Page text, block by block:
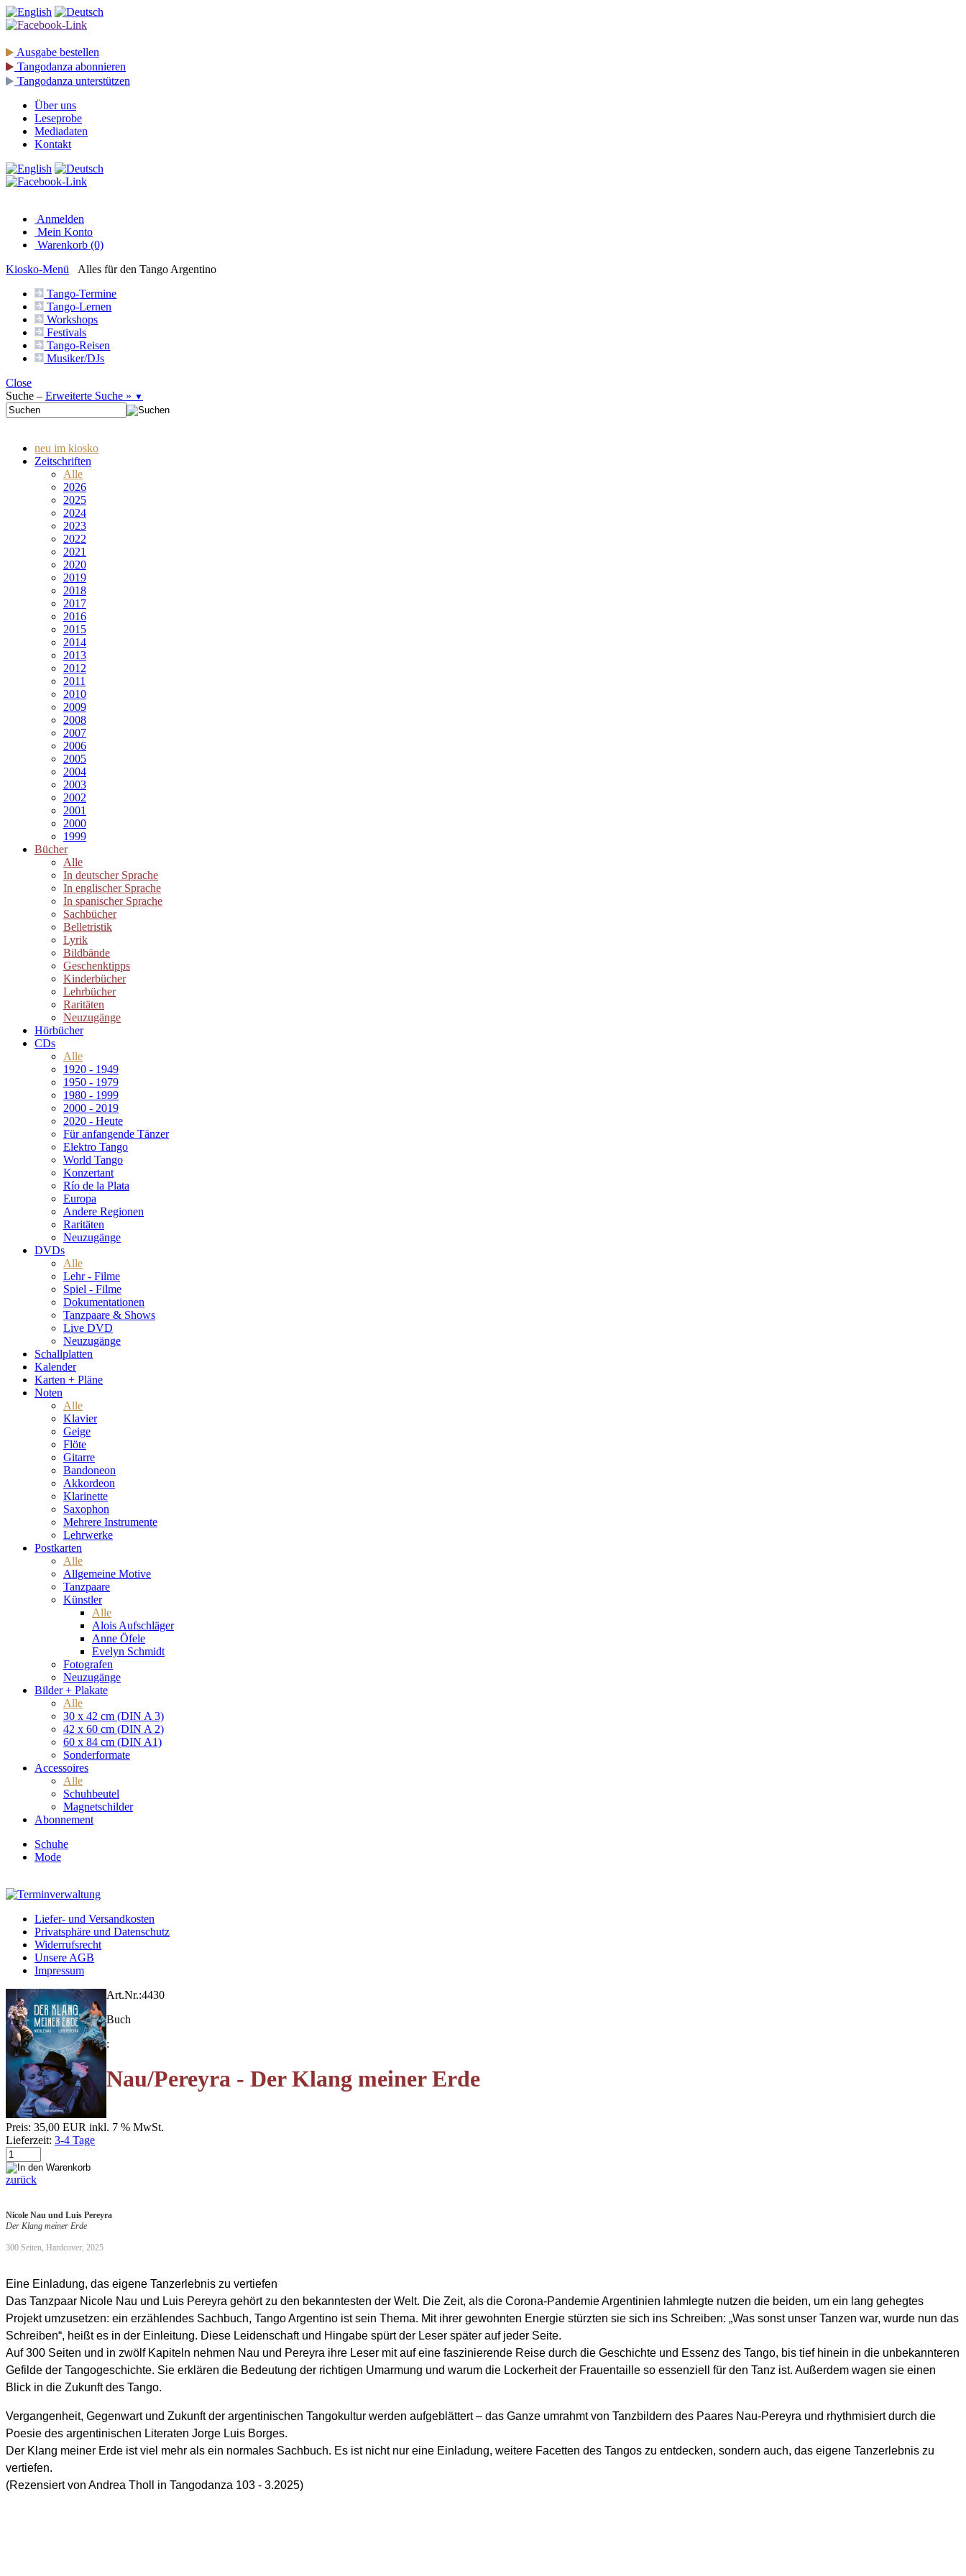
Ausgabe bestellen
Tangodanza abonnieren
Tangodanza unterstützen
Über uns
Leseprobe
Mediadaten
Kontakt
Anmelden
Mein Konto
Warenkorb (0)
Kiosko-Menü
Alles für den Tango Argentino
Tango-Termine
Tango-Lernen
Workshops
Festivals
Tango-Reisen
Musiker/DJs
Close
Suche – Erweiterte Suche » ▼
neu im kiosko
Zeitschriften
Alle
2026
2025
2024
2023
2022
2021
2020
2019
2018
2017
2016
2015
2014
2013
2012
2011
2010
2009
2008
2007
2006
2005
2004
2003
2002
2001
2000
1999
Bücher
Alle
In deutscher Sprache
In englischer Sprache
In spanischer Sprache
Sachbücher
Belletristik
Lyrik
Bildbände
Geschenktipps
Kinderbücher
Lehrbücher
Raritäten
Neuzugänge
Hörbücher
CDs
Alle
1920 - 1949
1950 - 1979
1980 - 1999
2000 - 2019
2020 - Heute
Für anfangende Tänzer
Elektro Tango
World Tango
Konzertant
Río de la Plata
Europa
Andere Regionen
Raritäten
Neuzugänge
DVDs
Alle
Lehr - Filme
Spiel - Filme
Dokumentationen
Tanzpaare & Shows
Live DVD
Neuzugänge
Schallplatten
Kalender
Karten + Pläne
Noten
Alle
Klavier
Geige
Flöte
Gitarre
Bandoneon
Akkordeon
Klarinette
Saxophon
Mehrere Instrumente
Lehrwerke
Postkarten
Alle
Allgemeine Motive
Tanzpaare
Künstler
Alle
Alois Aufschläger
Anne Öfele
Evelyn Schmidt
Fotografen
Neuzugänge
Bilder + Plakate
Alle
30 x 42 cm (DIN A 3)
42 x 60 cm (DIN A 2)
60 x 84 cm (DIN A1)
Sonderformate
Accessoires
Alle
Schuhbeutel
Magnetschilder
Abonnement
Schuhe
Mode
Liefer- und Versandkosten
Privatsphäre und Datenschutz
Widerrufsrecht
Unsere AGB
Impressum
Art.Nr.:4430
Buch
:
Nau/Pereyra - Der Klang meiner Erde
Preis: 35,00 EUR inkl. 7 % MwSt.
Lieferzeit: 3-4 Tage
zurück
Nicole Nau und Luis Pereyra
Der Klang meiner Erde
300 Seiten, Hardcover, 2025
Eine Einladung, das eigene Tanzerlebnis zu vertiefen
Das Tanzpaar Nicole Nau und Luis Pereyra gehört zu den bekanntesten der Welt. Die Zeit, als die Corona-Pandemie Argentinien lahmlegte nutzen die beiden, um ein lang gehegtes
Projekt umzusetzen: ein erzählendes Sachbuch, Tango Argentino ist sein Thema. Mit ihrer gewohnten Energie stürzten sie sich ins Schreiben: „Was sonst unser Tanzen war, wurde nun das
Schreiben“, heißt es in der Einleitung. Diese Leidenschaft und Hingabe spürt der Leser später auf jeder Seite.
Auf 300 Seiten und in zwölf Kapiteln nehmen Nau und Pereyra ihre Leser mit auf eine faszinierende Reise durch die Geschichte und Essenz des Tango, bis tief hinein in die unbekannteren
Gefilde der Tangogeschichte. Sie erklären die Bedeutung der richtigen Umarmung und warum die Lockerheit der Frauentaille so essenziell für den Tanz ist. Außerdem wagen sie einen
Blick in die Zukunft des Tango.
Vergangenheit, Gegenwart und Zukunft der argentinischen Tangokultur werden aufgeblättert – das Ganze umrahmt von Tanzbildern des Paares Nau-Pereyra und rhythmisiert durch die
Poesie des argentinischen Literaten Jorge Luis Borges.
Der Klang meiner Erde ist viel mehr als ein normales Sachbuch. Es ist nicht nur eine Einladung, weitere Facetten des Tangos zu entdecken, sondern auch, das eigene Tanzerlebnis zu
vertiefen.
(Rezensiert von Andrea Tholl in Tangodanza 103 - 3.2025)